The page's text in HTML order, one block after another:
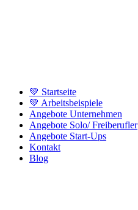
💚 Startseite
💚 Arbeitsbeispiele
Angebote Unternehmen
Angebote Solo/ Freiberufler
Angebote Start-Ups
Kontakt
Blog